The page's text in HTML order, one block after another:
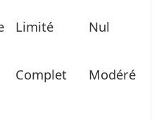
Limité Nul
Complet Modéré